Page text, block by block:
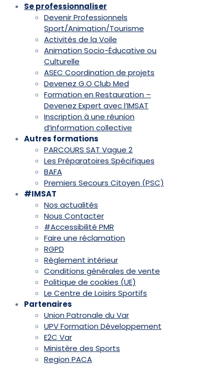
Se professionnaliser
Devenir Professionnels
Sport/Animation/Tourisme
Activités de la Voile
Animation Socio-Éducative ou
Culturelle
ASEC Coordination de projets
Devenez G.O Club Med
Formation en Restauration –
Devenez Expert avec l’IMSAT
Inscription à une réunion
d’information collective
Autres formations
PARCOURS SAT Vague 2
Les Préparatoires Spécifiques
BAFA
Premiers Secours Citoyen (PSC)
#IMSAT
Nos actualités
Nous Contacter
#Accessibilité PMR
Faire une réclamation
RGPD
Règlement intérieur
Conditions générales de vente
Politique de cookies (UE)
Le Centre de Loisirs Sportifs
Partenaires
Union Patronale du Var
UPV Formation Développement
E2C Var
Ministère des Sports
Region PACA